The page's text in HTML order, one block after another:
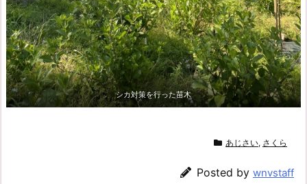
シカ対策を行った苗木
あじさい, さくら
Posted by wnvstaff